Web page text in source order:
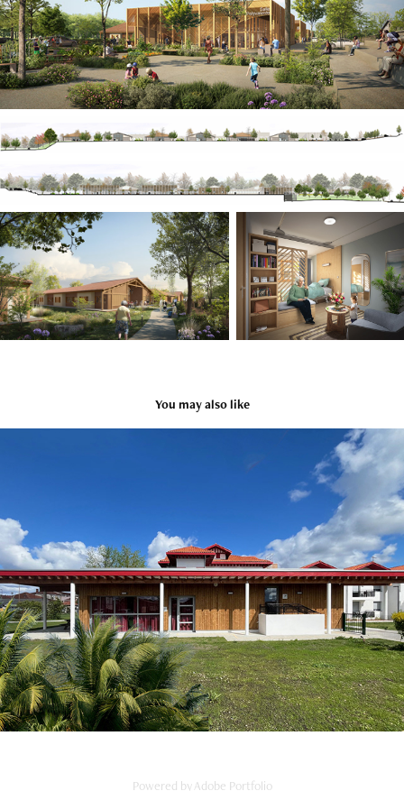
You may also like
Résidence Saint-Jours
2026
Powered by Adobe Portfolio